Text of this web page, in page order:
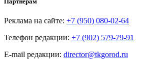
Реклама на сайте: +7 (950) 080-02-64
Телефон редакции: +7 (902) 579-79-91
E-mail редакции: director@tkgorod.ru